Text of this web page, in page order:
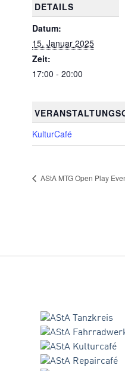
DETAILS
Datum:
15. Januar 2025
Zeit:
17:00 - 20:00
KulturCafé
AStA MTG Open Play